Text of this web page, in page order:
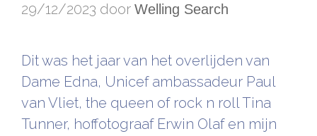
29/12/2023 door Welling Search
Dit was het jaar van het overlijden van
Dame Edna, Unicef ambassadeur Paul
van Vliet, the queen of rock n roll Tina
Tunner, hoffotograaf Erwin Olaf en mijn